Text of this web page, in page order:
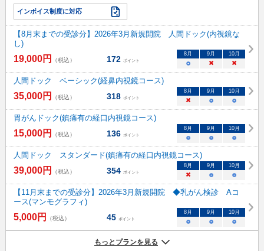
インボイス制度に対応
【8月末までの受診分】2026年3月新規開院 人間ドック(内視鏡な
し)
19,000円 （税込） 172 ポイント
8 月 9 月 10月
○ × ×
人間ドック ベーシック(経鼻内視鏡コース)
35,000円 （税込） 318 ポイント
8 月 9 月 10月
× ○ ○
胃がんドック(鎮痛有の経口内視鏡コース)
15,000円 （税込） 136 ポイント
8 月 9 月 10月
○ ○ ○
人間ドック スタンダード(鎮痛有の経口内視鏡コース)
39,000円 （税込） 354 ポイント
8 月 9 月 10月
× ○ ○
【11月末までの受診分】2026年3月新規開院 ◆乳がん検診 Aコ
ース(マンモグラフィ)
5,000円 （税込） 45 ポイント
8 月 9 月 10月
○ ○ ○
もっとプランを見る